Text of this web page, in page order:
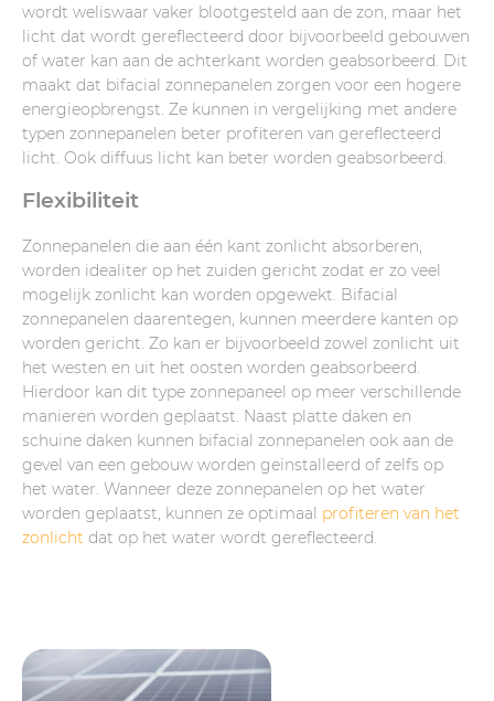
wordt weliswaar vaker blootgesteld aan de zon, maar het
licht dat wordt gereflecteerd door bijvoorbeeld gebouwen
of water kan aan de achterkant worden geabsorbeerd. Dit
maakt dat bifacial zonnepanelen zorgen voor een hogere
energieopbrengst. Ze kunnen in vergelijking met andere
typen zonnepanelen beter profiteren van gereflecteerd
licht. Ook diffuus licht kan beter worden geabsorbeerd.
Flexibiliteit
Zonnepanelen die aan één kant zonlicht absorberen,
worden idealiter op het zuiden gericht zodat er zo veel
mogelijk zonlicht kan worden opgewekt. Bifacial
zonnepanelen daarentegen, kunnen meerdere kanten op
worden gericht. Zo kan er bijvoorbeeld zowel zonlicht uit
het westen en uit het oosten worden geabsorbeerd.
Hierdoor kan dit type zonnepaneel op meer verschillende
manieren worden geplaatst. Naast platte daken en
schuine daken kunnen bifacial zonnepanelen ook aan de
gevel van een gebouw worden geïnstalleerd of zelfs op
het water. Wanneer deze zonnepanelen op het water
worden geplaatst, kunnen ze optimaal profiteren van het
zonlicht dat op het water wordt gereflecteerd.